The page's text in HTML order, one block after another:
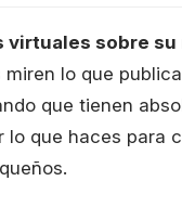
virtuales sobre
lo que
que tienen
que haces para